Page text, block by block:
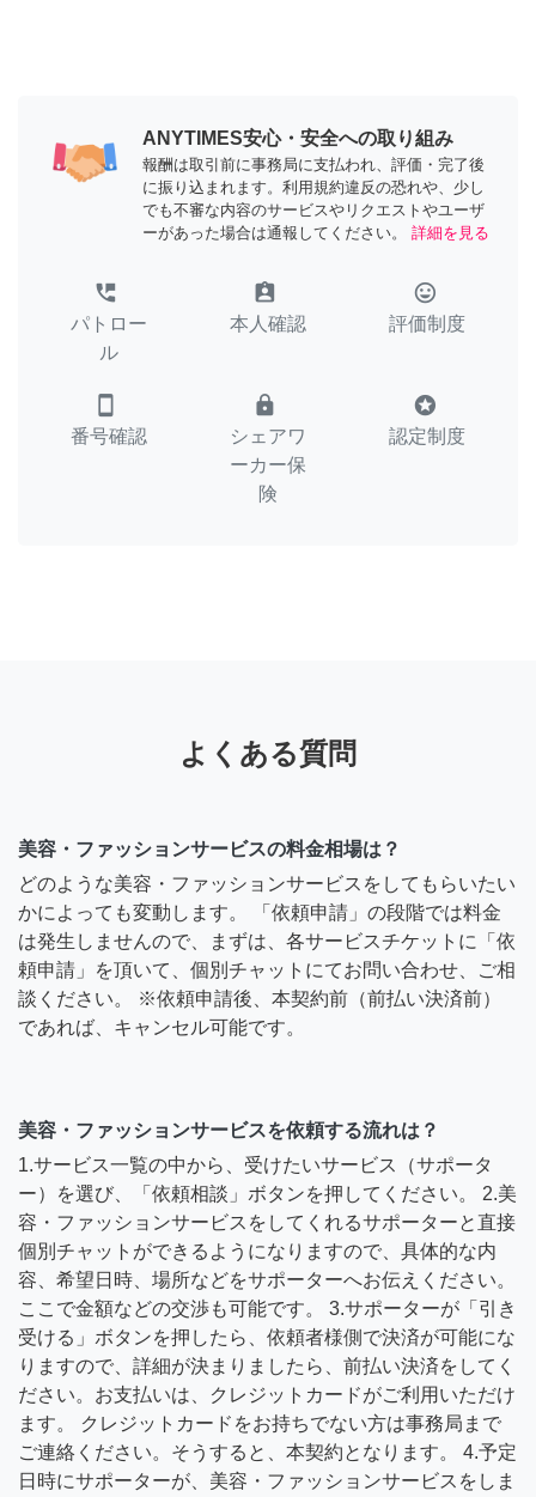
ANYTIMES安心・安全への取り組み
報酬は取引前に事務局に支払われ、評価・完了後
に振り込まれます。利用規約違反の恐れや、少し
でも不審な内容のサービスやリクエストやユーザ
ーがあった場合は通報してください。
詳細を見る
perm_phone_msg
パトロー
ル
assignment_ind
本人確認
tag_faces
評価制度
smartphone
番号確認
lock
シェアワ
ーカー保
険
stars
認定制度
よくある質問
美容・ファッションサービスの料金相場は？
どのような美容・ファッションサービスをしてもらいたい
かによっても変動します。 「依頼申請」の段階では料金
は発生しませんので、まずは、各サービスチケットに「依
頼申請」を頂いて、個別チャットにてお問い合わせ、ご相
談ください。 ※依頼申請後、本契約前（前払い決済前）
であれば、キャンセル可能です。
美容・ファッションサービスを依頼する流れは？
1.サービス一覧の中から、受けたいサービス（サポータ
ー）を選び、「依頼相談」ボタンを押してください。 2.美
容・ファッションサービスをしてくれるサポーターと直接
個別チャットができるようになりますので、具体的な内
容、希望日時、場所などをサポーターへお伝えください。
ここで金額などの交渉も可能です。 3.サポーターが「引き
受ける」ボタンを押したら、依頼者様側で決済が可能にな
りますので、詳細が決まりましたら、前払い決済をしてく
ださい。お支払いは、クレジットカードがご利用いただけ
ます。 クレジットカードをお持ちでない方は事務局まで
ご連絡ください。そうすると、本契約となります。 4.予定
日時にサポーターが、美容・ファッションサービスをしま